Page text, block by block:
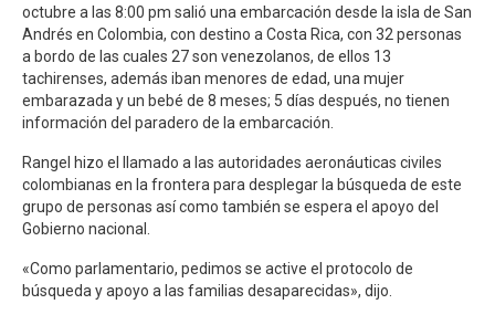
octubre a las 8:00 pm salió una embarcación desde la isla de San
Andrés en Colombia, con destino a Costa Rica, con 32 personas
a bordo de las cuales 27 son venezolanos, de ellos 13
tachirenses, además iban menores de edad, una mujer
embarazada y un bebé de 8 meses; 5 días después, no tienen
información del paradero de la embarcación.
Rangel hizo el llamado a las autoridades aeronáuticas civiles
colombianas en la frontera para desplegar la búsqueda de este
grupo de personas así como también se espera el apoyo del
Gobierno nacional.
«Como parlamentario, pedimos se active el protocolo de
búsqueda y apoyo a las familias desaparecidas», dijo.